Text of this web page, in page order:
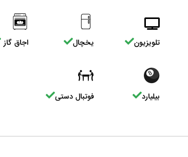
تلویزیون یخچال اجاق گاز
بیلیارد فوتبال دستی